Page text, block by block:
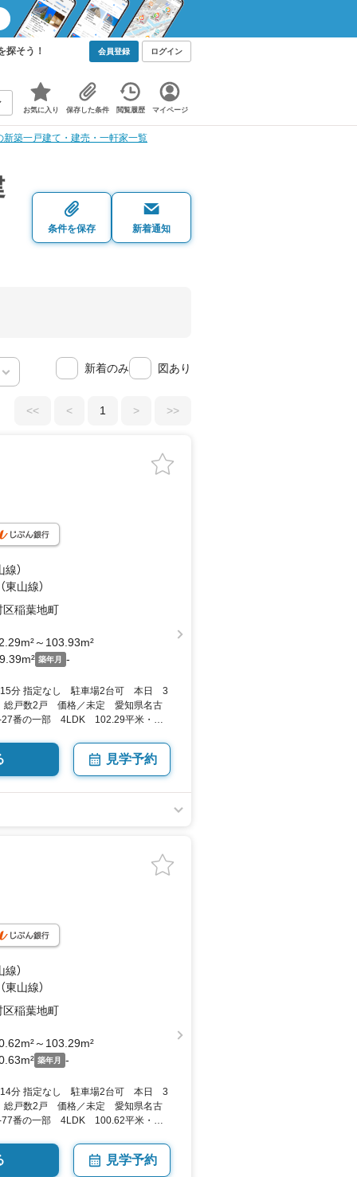
探そう！ 会員登録 ログイン
お気に入り 保存した条件 閲覧履歴 マイページ
新築一戸建て・建売・一軒家一覧
条件を保存 新着通知
新着のみ 図あり
<< < 1 > >>
）
東山線）
区稲葉地町
～103.93m²
築年月 -
15分 指定なし 駐車場2台可 本日 3
戸数2戸 価格／未定 愛知県名古
27番の一部 4LDK 102.29平米・
見学予約
）
東山線）
区稲葉地町
～103.29m²
築年月 -
14分 指定なし 駐車場2台可 本日 3
戸数2戸 価格／未定 愛知県名古
77番の一部 4LDK 100.62平米・
見学予約